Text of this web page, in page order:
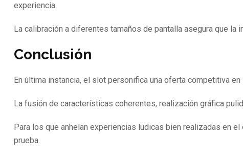
experiencia.
La calibración a diferentes tamaños de pantalla asegura que
Conclusión
En última instancia, el slot personifica una oferta competitiva
La fusión de características coherentes, realización gráfica
Para los que anhelan experiencias ludicas bien realizadas en
prueba.